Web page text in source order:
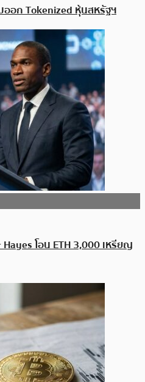
อก Tokenized หุ้นสหรัฐฯ
โอน ETH 3,000 เหรียญ